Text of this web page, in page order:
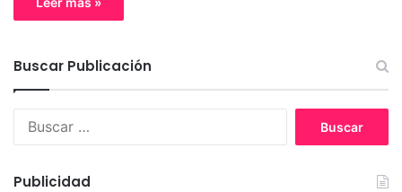
Buscar Publicación
Publicidad